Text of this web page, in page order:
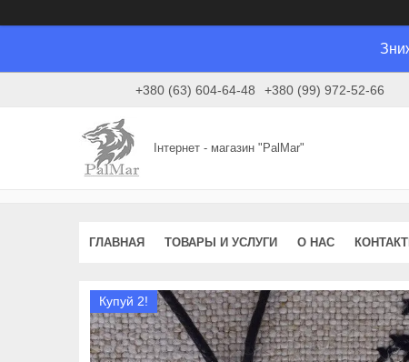
+380 (63) 604-64-48 +380 (99) 972-52-66
Інтернет - магазин "PalMar"
ГЛАВНАЯ ТОВАРЫ И УСЛУГИ О НАС
Купуй 2!